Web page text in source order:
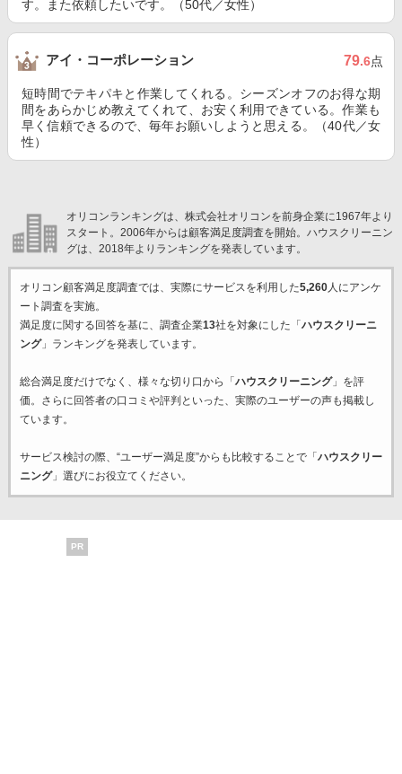
す。また依頼したいです。（50代／女性）
アイ・コーポレーション 79.6点
短時間でテキパキと作業してくれる。シーズンオフのお得な期
間をあらかじめ教えてくれて、お安く利用できている。作業も
早く信頼できるので、毎年お願いしようと思える。（40代／女
性）
オリコンランキングは、株式会社オリコンを前身企業に1967年より
スタート。2006年からは顧客満足度調査を開始。ハウスクリーニン
グは、2018年よりランキングを発表しています。
オリコン顧客満足度調査では、実際にサービスを利用した5,260人にアンケ
ート調査を実施。
満足度に関する回答を基に、調査企業13社を対象にした「 ハウスクリーニ
ング」ランキングを発表しています。
総合満足度だけでなく、様々な切り口から「 ハウスクリーニング」を評
価。さらに回答者の口コミや評判といった、実際のユーザーの声も掲載し
ています。
サービス検討の際、“ユーザー満足度”からも比較することで「 ハウスクリー
ニング」選びにお役立てください。
PR